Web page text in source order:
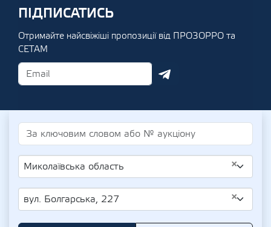
ПІДПИСАТИСЬ
Отримайте найсвіжіші пропозиції від ПРОЗОРРО та
СЕТАМ
×
Миколаївська область
×
вул. Болгарська, 227